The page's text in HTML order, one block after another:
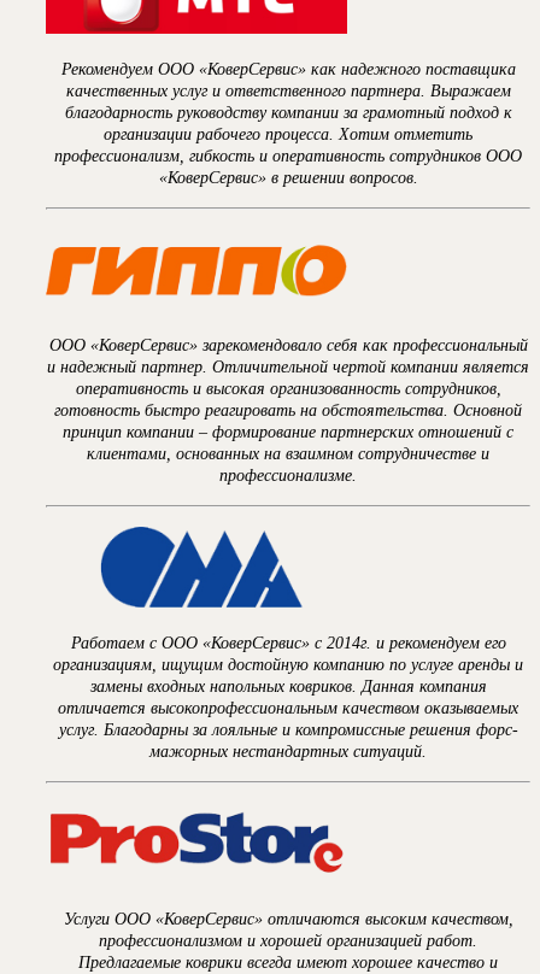
Рекомендуем ООО «КоверСервис» как надежного поставщика
качественных услуг и ответственного партнера. Выражаем
благодарность руководству компании за грамотный подход к
организации рабочего процесса. Хотим отметить
профессионализм, гибкость и оперативность сотрудников ООО
«КоверСервис» в решении вопросов.
ООО «КоверСервис» зарекомендовало себя как профессиональный
и надежный партнер. Отличительной чертой компании является
оперативность и высокая организованность сотрудников,
готовность быстро реагировать на обстоятельства. Основной
принцип компании – формирование партнерских отношений с
клиентами, основанных на взаимном сотрудничестве и
профессионализме.
Работаем с ООО «КоверСервис» с 2014г. и рекомендуем его
организациям, ищущим достойную компанию по услуге аренды и
замены входных напольных ковриков. Данная компания
отличается высокопрофессиональным качеством оказываемых
услуг. Благодарны за лояльные и компромиссные решения форс-
мажорных нестандартных ситуаций.
Услуги ООО «КоверСервис» отличаются высоким качеством,
профессионализмом и хорошей организацией работ.
Предлагаемые коврики всегда имеют хорошее качество и